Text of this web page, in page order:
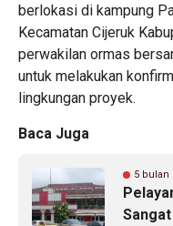
berlokasi di kampung
Kecamatan Cijeruk
perwakilan ormas
untuk melakukan
lingkungan proyek.
Baca Juga
5 bulan